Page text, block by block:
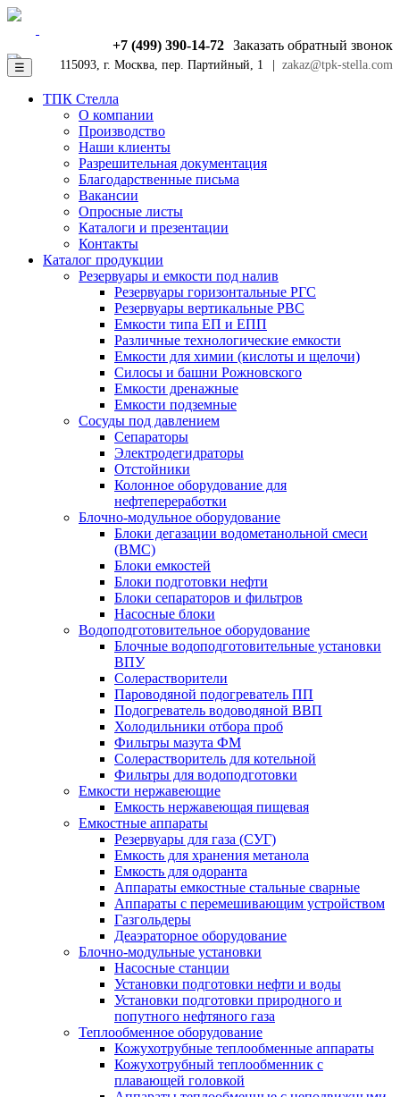
Заказать обратный звонок
+7 (499) 390-14-72
zakaz@tpk-stella.com
115093, г. Москва, пер. Партийный, 1
☰
ТПК Стелла
О компании
Производство
Наши клиенты
Разрешительная документация
Благодарственные письма
Вакансии
Опросные листы
Каталоги и презентации
Контакты
Каталог продукции
Резервуары и емкости под налив
Резервуары горизонтальные РГС
Резервуары вертикальные РВС
Емкости типа ЕП и ЕПП
Различные технологические емкости
Емкости для химии (кислоты и щелочи)
Силосы и башни Рожновского
Емкости дренажные
Емкости подземные
Сосуды под давлением
Сепараторы
Электродегидраторы
Отстойники
Колонное оборудование для
нефтепереработки
Блочно-модульное оборудование
Блоки дегазации водометанольной смеси
(BMC)
Блоки емкостей
Блоки подготовки нефти
Блоки сепараторов и фильтров
Насосные блоки
Водоподготовительное оборудование
Блочные водоподготовительные установки
ВПУ
Солерастворители
Пароводяной подогреватель ПП
Подогреватель водоводяной ВВП
Холодильники отбора проб
Фильтры мазута ФМ
Солерастворитель для котельной
Фильтры для водоподготовки
Емкости нержавеющие
Емкость нержавеющая пищевая
Емкостные аппараты
Резервуары для газа (СУГ)
Емкость для хранения метанола
Емкость для одоранта
Аппараты емкостные стальные сварные
Аппараты с перемешивающим устройством
Газгольдеры
Деаэраторное оборудование
Блочно-модульные установки
Насосные станции
Установки подготовки нефти и воды
Установки подготовки природного и
попутного нефтяного газа
Теплообменное оборудование
Кожухотрубные теплообменные аппараты
Кожухотрубный теплообменник с
плавающей головкой